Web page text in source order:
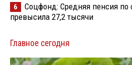
6
Соцфонд: Средняя пенсия по
превысила 27,2 тысячи
Главное сегодня